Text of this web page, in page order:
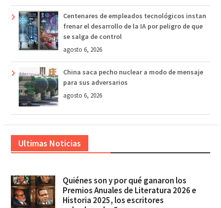
Centenares de empleados tecnológicos instan
frenar el desarrollo de la IA por peligro de que
se salga de control
agosto 6, 2026
China saca pecho nuclear a modo de mensaje
para sus adversarios
agosto 6, 2026
Ultimas Noticias
Quiénes son y por qué ganaron los
Premios Anuales de Literatura 2026 e
Historia 2025, los escritores